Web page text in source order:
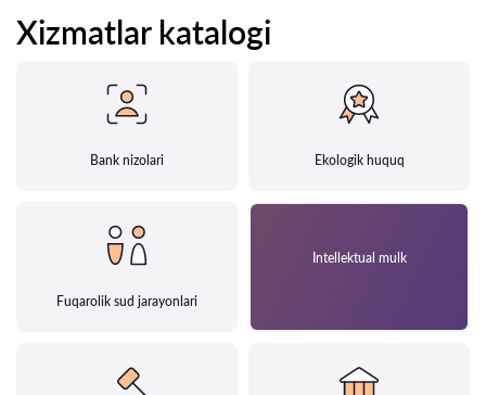
Xizmatlar katalogi
Bank nizolari Ekologik huquq
Fuqarolik sud jarayonlari
Intellektual mulk